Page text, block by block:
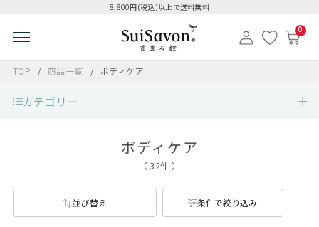
8,800円(税込)以上で送料無料
0
TOP 商品一覧 ボディケア
カテゴリー
ボディケア
（ 32件 ）
並び替え 条件で絞り込み